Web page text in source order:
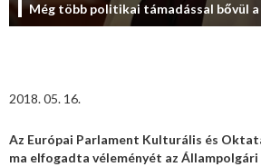
Még több politikai támadással bővül
2018. 05. 16.
Az Európai Parlament Kulturális és
ma elfogadta véleményét az Állampolgári